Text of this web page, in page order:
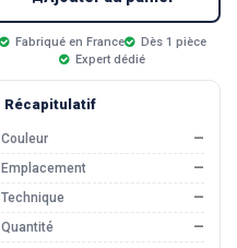
Fabriqué en France
Dès 1 pièce
Expert dédié
Récapitulatif
Couleur
—
Emplacement
—
Technique
—
Quantité
—